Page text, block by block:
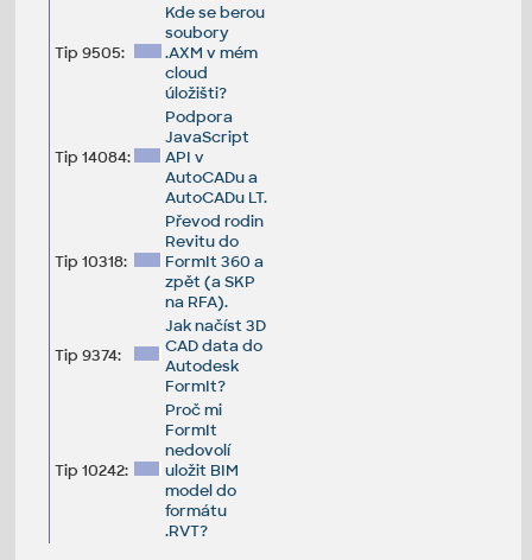
Tip 9505:
Kde se berou
soubory
.AXM v mém
cloud
úložišti?
Tip 14084:
Podpora
JavaScript
API v
AutoCADu a
AutoCADu LT.
Tip 10318:
Převod rodin
Revitu do
FormIt 360 a
zpět (a SKP
na RFA).
Tip 9374:
Jak načíst 3D
CAD data do
Autodesk
FormIt?
Tip 10242:
Proč mi
FormIt
nedovolí
uložit BIM
model do
formátu
.RVT?